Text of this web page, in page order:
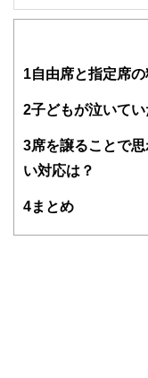
1 自由席と指定席
2子どもが泣いて
3席を譲ることで
い対応は？
4まとめ